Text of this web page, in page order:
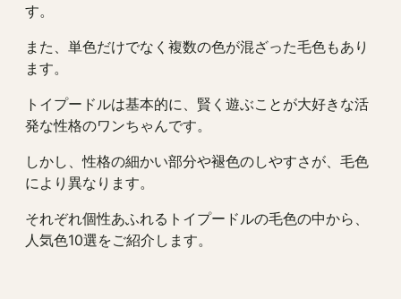
す。
また、単色だけでなく複数の色が混ざった毛色もあり
ます。
トイプードルは基本的に、賢く遊ぶことが大好きな活
発な性格のワンちゃんです。
しかし、性格の細かい部分や褪色のしやすさが、毛色
により異なります。
それぞれ個性あふれるトイプードルの毛色の中から、
人気色10選をご紹介します。